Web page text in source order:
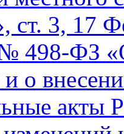
ст. 3, 17
498-ФЗ
о
акты